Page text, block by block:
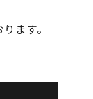
ます。